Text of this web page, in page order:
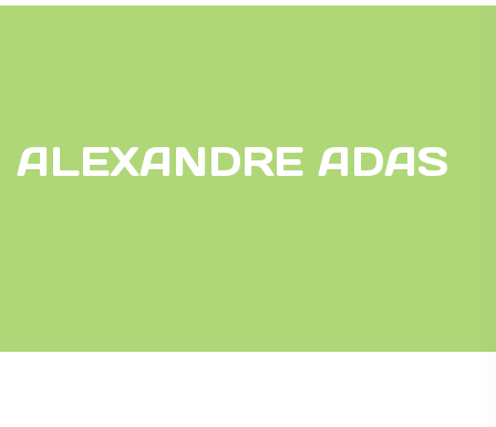
ALEXANDRE ADAS